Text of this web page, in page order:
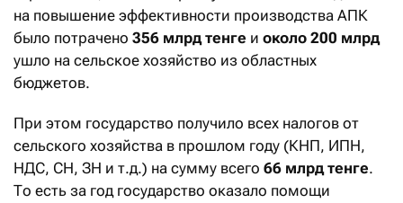
на повышение эффективности производства АПК
было потрачено 356 млрд тенге и около 200 млрд
ушло на сельское хозяйство из областных
бюджетов.
При этом государство получило всех налогов от
сельского хозяйства в прошлом году (КНП, ИПН,
НДС, СН, ЗН и т.д.) на сумму всего 66 млрд тенге.
То есть за год государство оказало помощи